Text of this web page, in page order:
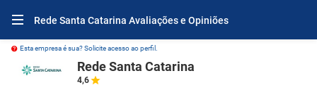
Rede Santa Catarina Avaliações e Opiniões
Esta empresa é sua? Solicite acesso ao perfil.
Rede Santa Catarina
4,6